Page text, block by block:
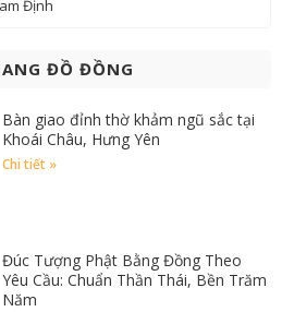
Định
ĐỒ ĐỒNG
Bàn giao đỉnh thờ khảm ngũ sắc tại
Khoái Châu, Hưng Yên
Chi tiết »
Đúc Tượng Phật Bằng Đồng Theo
Yêu Cầu: Chuẩn Thần Thái, Bền Trăm
Năm